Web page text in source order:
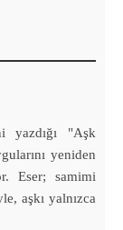
yazdığı "Aşk
yeniden
Eser; samimi
aşkı yalnızca